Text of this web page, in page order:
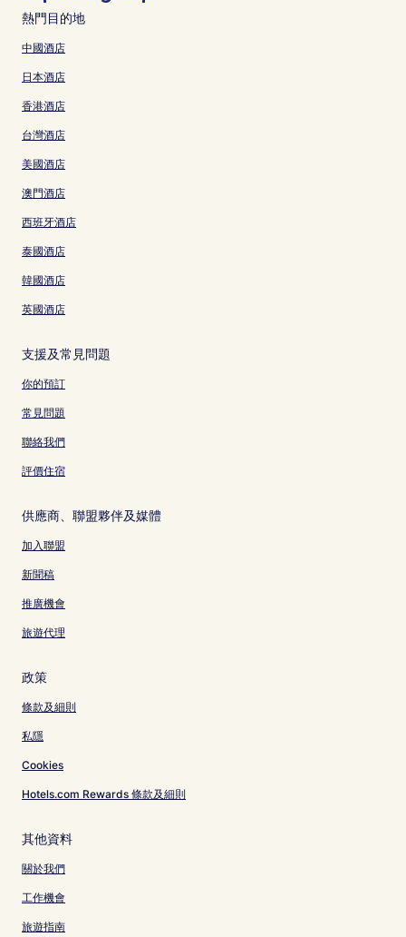
熱門目的地
中國酒店
日本酒店
香港酒店
台灣酒店
美國酒店
澳門酒店
西班牙酒店
泰國酒店
韓國酒店
英國酒店
支援及常見問題
你的預訂
常見問題
聯絡我們
評價住宿
供應商、聯盟夥伴及媒體
加入聯盟
新聞稿
推廣機會
旅遊代理
政策
條款及細則
私隱
Cookies
Hotels.com Rewards 條款及細則
其他資料
關於我們
工作機會
旅遊指南